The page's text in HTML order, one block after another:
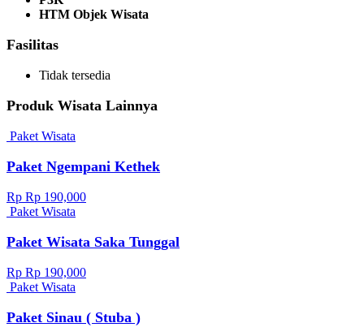
HTM Objek Wisata
Fasilitas
Tidak tersedia
Produk Wisata Lainnya
Paket Wisata
Paket Ngempani Kethek
Rp Rp 190,000
Paket Wisata
Paket Wisata Saka Tunggal
Rp Rp 190,000
Paket Wisata
Paket Sinau ( Stuba )